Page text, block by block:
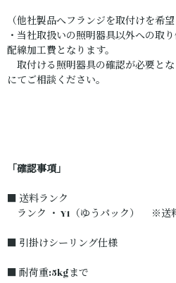
（他社製品へフランジを取付けを希望
・当社取扱いの照明器具以外への取
配線加工費となります。
取付ける照明器具の確認が必要と
にてご相談ください。
「確認事項」
■ 送料ランク
ランク ・ Y1（ゆうパック） ※送
■ 引掛けシーリング仕様
■ 耐荷重:5kgまで